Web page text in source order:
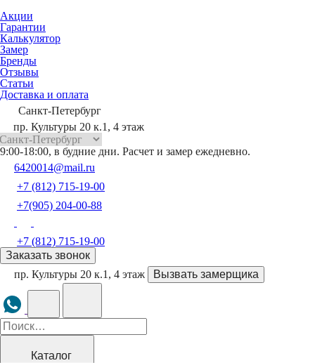
Акции
Гарантии
Калькулятор
Замер
Бренды
Отзывы
Статьи
Доставка и оплата
Санкт-Петербург
пр. Культуры 20 к.1, 4 этаж
9:00-18:00, в будние дни. Расчет и замер ежедневно.
6420014@mail.ru
+7 (812) 715-19-00
+7(905) 204-00-88
+7 (812) 715-19-00
Заказать звонок
пр. Культуры 20 к.1, 4 этаж
Вызвать замерщика
Каталог